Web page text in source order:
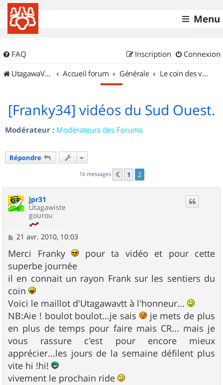
Menu
FAQ Connexion
Inscription
UtagawaVTT (Randos VTT et VTTAE avec traces GPS)
Accueil forum Générale Le coin des vidéastes
[Franky34] vidéos du Sud Ouest.
Modérateur : Modérateurs des Forums
Répondre
16 messages Précédent
1 2
jpr31
Utagawiste
gourou
M
s
s
a
g
e
21 avr. 2010, 10:03
Merci Franky
pour ta vidéo et pour cette
superbe journée
il en connait un rayon Frank sur les sentiers du
coin
Voici le maillot d'Utagawavtt à l'honneur...
NB:Aie ! boulot boulot...je sais
je mets de plus
en plus de temps pour faire mais CR... mais je
vous rassure c'est pour encore mieux
apprécier...les jours de la semaine défilent plus
vite hi !hi!
vivement le prochain ride